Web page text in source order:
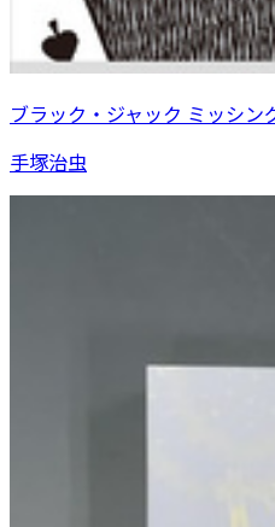
ブラック・ジャック ミッシ
手塚治虫